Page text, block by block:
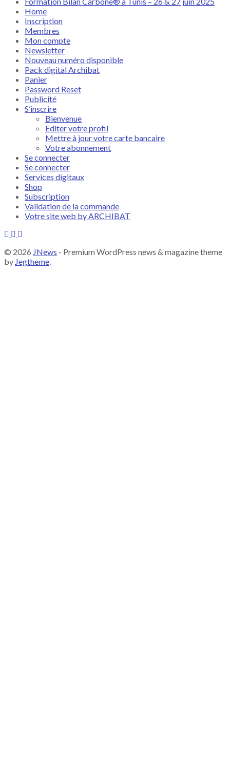
Home
Inscription
Membres
Mon compte
Newsletter
Nouveau numéro disponible
Pack digital Archibat
Panier
Password Reset
Publicité
S’inscrire
Bienvenue
Editer votre profil
Mettre à jour votre carte bancaire
Votre abonnement
Se connecter
Se connecter
Services digitaux
Shop
Subscription
Validation de la commande
Votre site web by ARCHIBAT
© 2026 JNews - Premium WordPress news & magazine theme
by Jegtheme.